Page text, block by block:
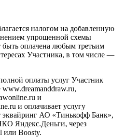
налогом на добавленную
упрощенной схемы
оплачена любым третьим
Участника, в том числе —
оплаты услуг Участник
www.dreamanddraw.ru,
и
и оплачивает услугу
эквайринг АО «Тинькофф Банк»,
Яндекс.Деньги, через
или Boosty.